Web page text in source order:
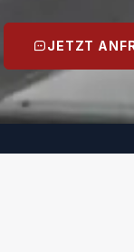
JETZT